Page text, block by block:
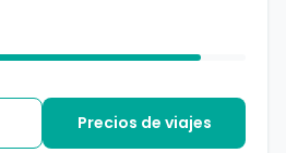
Precios de viajes